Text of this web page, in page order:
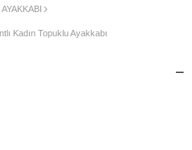
Kadın Topuklu Ayakkabı